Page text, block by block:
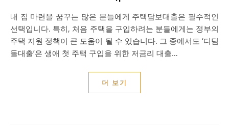
내 집 마련을 꿈꾸는 많은 분들에게 주택담보대출은 필수적인
선택입니다. 특히, 처음 주택을 구입하려는 분들에게는 정부의
주택 지원 정책이 큰 도움이 될 수 있습니다. 그 중에서도 ‘디딤
돌대출’은 생애 첫 주택 구입을 위한 저금리 대출…
더 보기